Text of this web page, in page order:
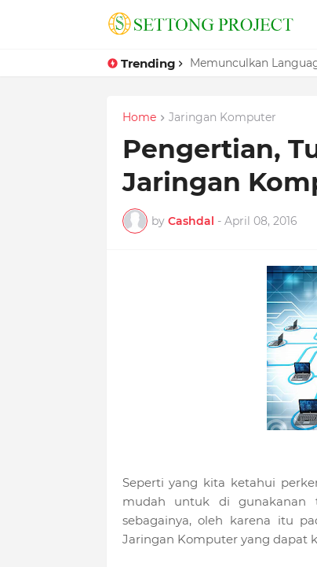
Trending Memunculkan
Cara Mengatasi
Home Jaringan Komputer
Pengertian,
Jaringan
by Cashdal - April 08, 2016
Seperti yang kita ketahui
mudah untuk di
sebagainya, oleh karena itu
Jaringan Komputer yang dapat